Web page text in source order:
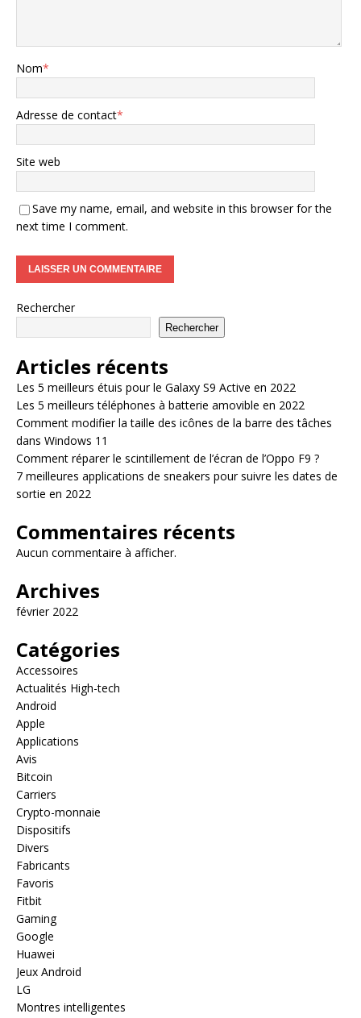
Nom*
Adresse de contact*
Site web
Save my name, email, and website in this browser for the
next time I comment.
Rechercher
Rechercher
Articles récents
Les 5 meilleurs étuis pour le Galaxy S9 Active en 2022
Les 5 meilleurs téléphones à batterie amovible en 2022
Comment modifier la taille des icônes de la barre des tâches
dans Windows 11
Comment réparer le scintillement de l’écran de l’Oppo F9 ?
7 meilleures applications de sneakers pour suivre les dates de
sortie en 2022
Commentaires récents
Aucun commentaire à afficher.
Archives
février 2022
Catégories
Accessoires
Actualités High-tech
Android
Apple
Applications
Avis
Bitcoin
Carriers
Crypto-monnaie
Dispositifs
Divers
Fabricants
Favoris
Fitbit
Gaming
Google
Huawei
Jeux Android
LG
Montres intelligentes